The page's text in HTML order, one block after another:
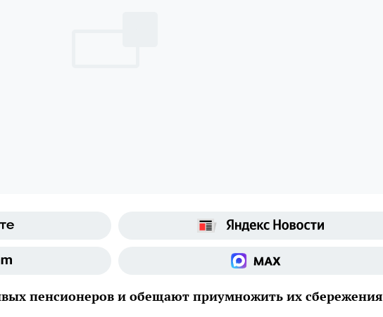
пенсионеров и обещают приумножить их сбережения